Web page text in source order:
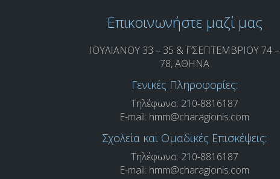
Επικοινωνήστε μαζί μας
ΙΟΥΛΙΑΝΟΥ 33 – 35 & Γ’ΣΕΠΤΕΜΒΡΙΟΥ 74 –
78, ΑΘΗΝΑ
Γενικές Πληροφορίες:
Τηλέφωνο: 210-8816187
E-mail: hmm@charagionis.com
Σχολεία και Ομαδικές Επισκέψεις:
Τηλέφωνο: 210-8816187
E-mail: hmm@charagionis.com